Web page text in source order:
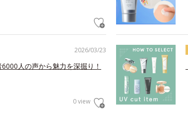
2026/03/23
人の声から魅力を深掘り！
0 view